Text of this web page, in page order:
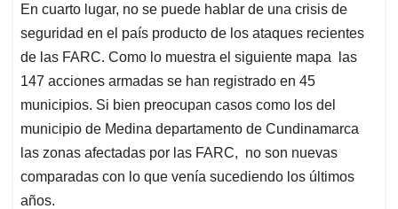
En cuarto lugar, no se puede hablar de una crisis de
seguridad en el país producto de los ataques recientes
de las FARC. Como lo muestra el siguiente mapa las
147 acciones armadas se han registrado en 45
municipios. Si bien preocupan casos como los del
municipio de Medina departamento de Cundinamarca
las zonas afectadas por las FARC, no son nuevas
comparadas con lo que venía sucediendo los últimos
años.